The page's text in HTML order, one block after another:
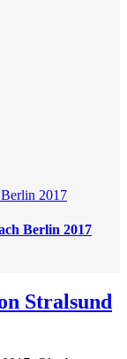
2017
Berlin 2017
Stralsund